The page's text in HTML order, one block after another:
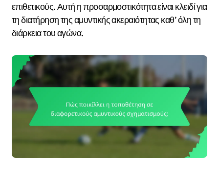
επιθετικούς. Αυτή η προσαρμοστικότητα είναι κλειδί για
τη διατήρηση της αμυντικής ακεραιότητας καθ’ όλη τη
διάρκεια του αγώνα.